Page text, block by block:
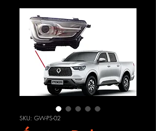
SKU: GW-PS-02